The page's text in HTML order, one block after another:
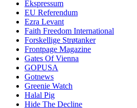
Ekspressum
EU Referendum
Ezra Levant
Faith Freedom International
Forskellige Strøtanker
Frontpage Magazine
Gates Of Vienna
GOPUSA
Gotnews
Greenie Watch
Halal Pig
Hide The Decline